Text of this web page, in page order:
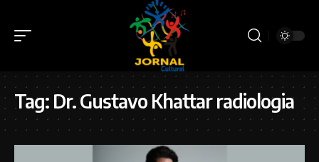
Tag: Dr. Gustavo Khattar radiologia